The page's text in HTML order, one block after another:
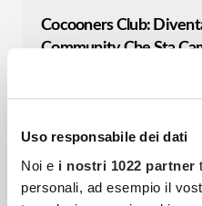
Uso responsabile dei dati
Noi e i nostri 1022 partner
personali, ad esempio il
Cocooners Club:
Community Che Sta
C’è un momento,
community, in cui
è nata con un’idea